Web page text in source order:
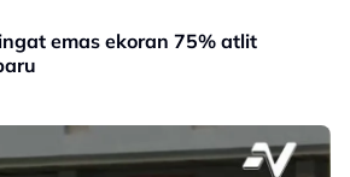
emas ekoran 75% atlit